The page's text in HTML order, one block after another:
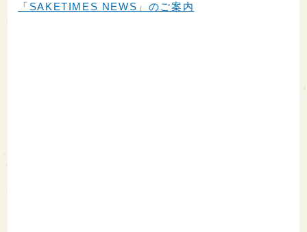
「SAKETIMES NEWS」のご案内